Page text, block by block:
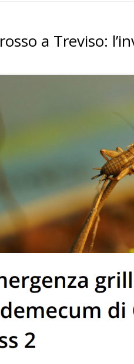
a Treviso: